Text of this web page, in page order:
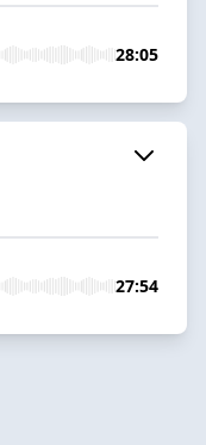
28:05
27:54